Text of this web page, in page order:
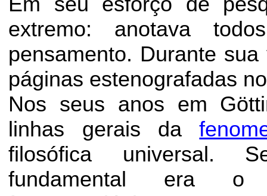
extremo: anotava
pensamento. Durante
páginas estenografadas
Nos seus anos em
linhas gerais da
filosófica universal.
fundamental era o